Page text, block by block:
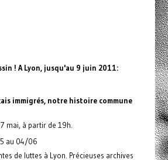
! A Lyon, jusqu'au 9 juin 2011:
immigrés, notre histoire commune
mai, à partir de 19h.
au 04/06
de luttes à Lyon. Précieuses archives